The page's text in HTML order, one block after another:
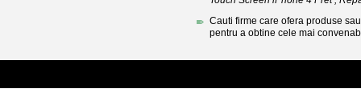
Cauti firme care ofera produse
pentru a obtine cele mai